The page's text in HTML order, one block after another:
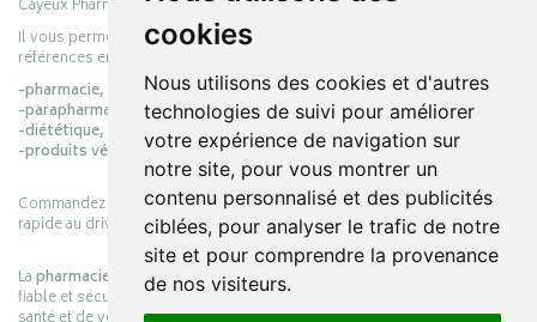
cookies
Nous utilisons des cookies et d'autres
technologies de suivi pour améliorer
votre expérience de navigation sur
notre site, pour vous montrer un
contenu personnalisé et des publicités
ciblées, pour analyser le trafic de notre
site et pour comprendre la provenance
de nos visiteurs.
Cayeux Pharmabest Berck-sur-Mer – Rang-du-Fliers.
Il vous permet de réaliser vos achats en ligne parmi des milliers de
références en :
-pharmacie,
-parapharmacie,
-diététique,
-produits vétérinaires.
Commandez simplement vos produits en ligne et choisissez le retrait
rapide au drive ou la livraison à domicile, en toute simplicité.
Lapharmacie Cayeuxs’engage à vous offrir une expérience pratique,
fiable et sécurisée, en officine comme en ligne, au service de votre